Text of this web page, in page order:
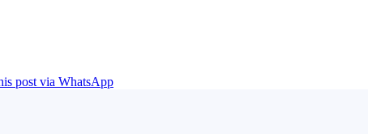
post via WhatsApp